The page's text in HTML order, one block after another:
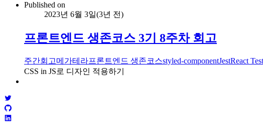
Published on
2023년 6월 3일(3년 전)
프론트엔드 생존코스 3기 8주차 회고
주간회고메가테라프론트엔드 생존코스styled-componentJestReact
CSS in JS로 디자인 적용하기